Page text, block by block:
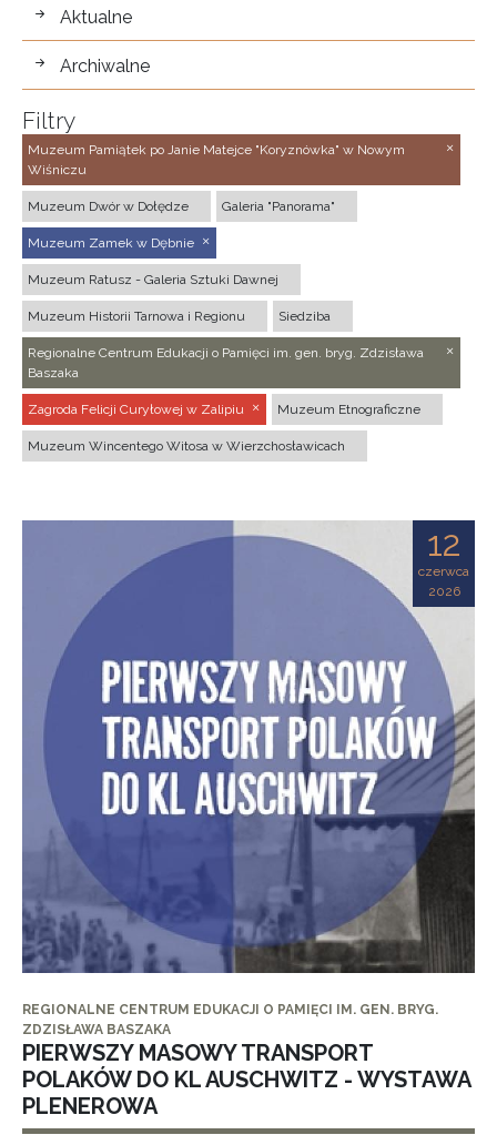
Aktualne
Archiwalne
Filtry
Muzeum Pamiątek po Janie Matejce "Koryznówka" w Nowym
Wiśniczu
Muzeum Dwór w Dołędze Galeria "Panorama"
Muzeum Zamek w Dębnie
Muzeum Ratusz - Galeria Sztuki Dawnej
Muzeum Historii Tarnowa i Regionu Siedziba
Regionalne Centrum Edukacji o Pamięci im. gen. bryg. Zdzisława
Baszaka
Zagroda Felicji Curyłowej w Zalipiu Muzeum Etnograficzne
Muzeum Wincentego Witosa w Wierzchosławicach
12
czerwca
2026
REGIONALNE CENTRUM EDUKACJI O PAMIĘCI IM. GEN. BRYG.
ZDZISŁAWA BASZAKA
PIERWSZY MASOWY TRANSPORT
POLAKÓW DO KL AUSCHWITZ - WYSTAWA
PLENEROWA